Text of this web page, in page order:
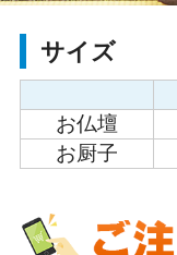
サイズ
お仏壇
お厨子